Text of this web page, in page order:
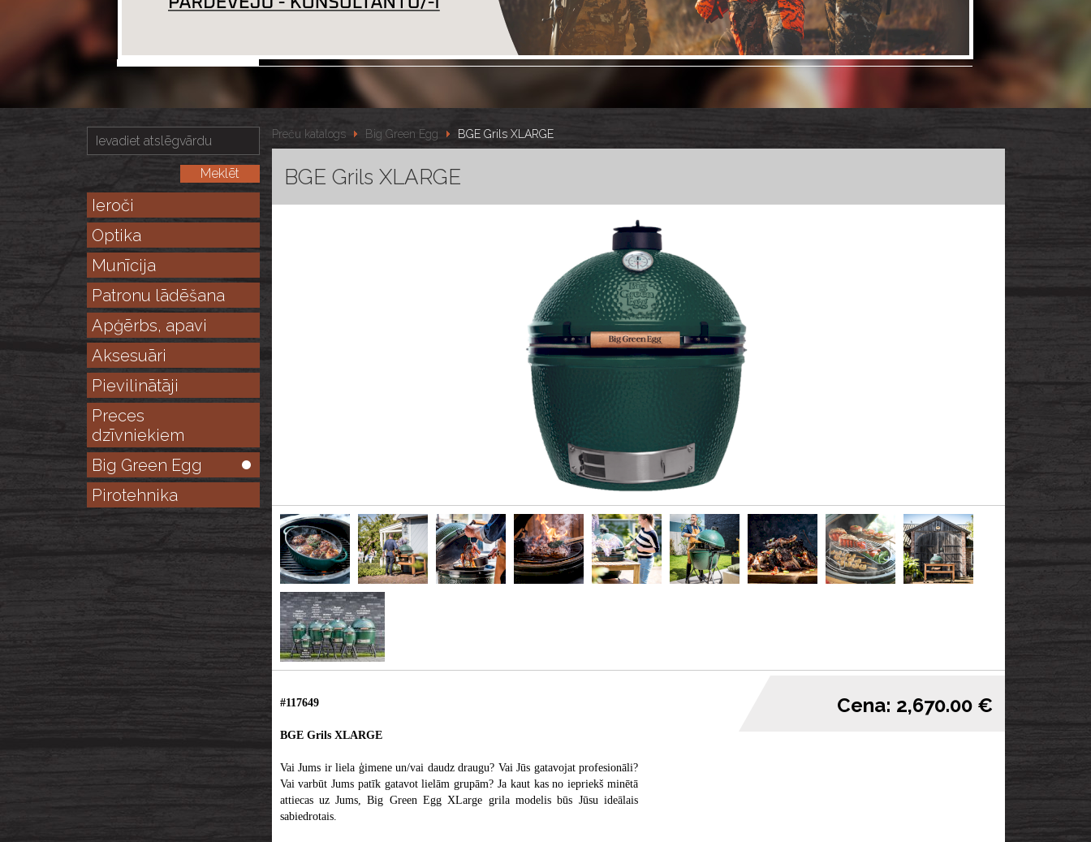
Ieroči
Optika
Munīcija
Patronu lādēšana
Apģērbs, apavi
Aksesuāri
Pievilinātāji
Preces
dzīvniekiem
Big Green Egg
Pirotehnika
Preču katalogs Big Green Egg BGE Grils XLARGE
BGE Grils XLARGE
#117649
BGE Grils XLARGE
Vai Jums ir liela ģimene un/vai daudz draugu? Vai Jūs gatavojat profesionāli?
Vai varbūt Jums patīk gatavot lielām grupām? Ja kaut kas no iepriekš minētā
attiecas uz Jums, Big Green Egg XLarge grila modelis būs Jūsu ideālais
sabiedrotais.
Cena: 2,670.00 €